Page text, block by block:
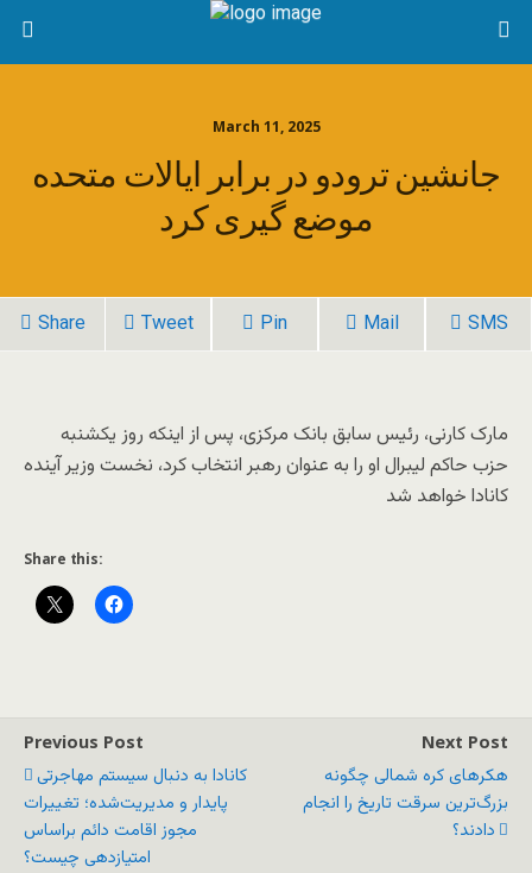
March 11, 2025
جانشین ترودو در برابر ایالات متحده
موضع گیری کرد
Share Tweet Pin Mail SMS
مارک کارنی، رئیس سابق بانک مرکزی، پس از اینکه روز یکشنبه
حزب حاکم لیبرال او را به عنوان رهبر انتخاب کرد، نخست وزیر آینده
کانادا خواهد شد
Share this:
Previous Post
کانادا به دنبال سیستم مهاجرتی
پایدار و مدیریت‌شده؛ تغییرات
مجوز اقامت دائم براساس
امتیازدهی چیست؟
Next Post
هکرهای کره شمالی چگونه
بزرگ‌ترین سرقت تاریخ را انجام
دادند؟